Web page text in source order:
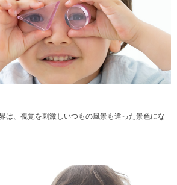
は、視覚を刺激しいつもの風景も違った景色にな